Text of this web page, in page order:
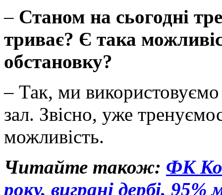
– Станом на сьогодні
триває? Є така
обстановку?
– Так, ми використовуємо
зал. Звісно, уже
можливість.
Читайте також: ФК
року, виграні дербі, 95%